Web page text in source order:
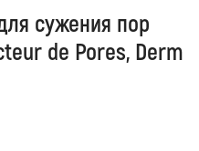
сужения пор
de Pores, Derm